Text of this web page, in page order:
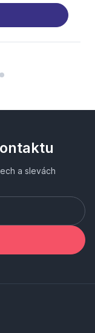
a slevách